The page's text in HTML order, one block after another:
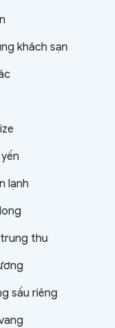
khách sạn
lạnh
thu
sầu riêng